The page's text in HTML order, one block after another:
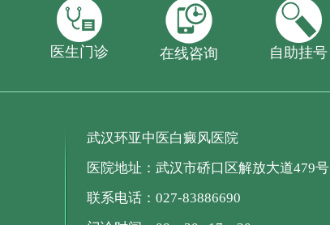
医生门诊 在线咨询 自助挂号
武汉环亚中医白癜风医院
医院地址：武汉市硚口区解放大道479号
联系电话：027-83886690